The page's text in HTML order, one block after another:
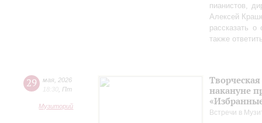
пианистов,
Алексей
рассказать
также
29 мая 2026
18:30
Пт
Музиторий
накануне
Встречи в